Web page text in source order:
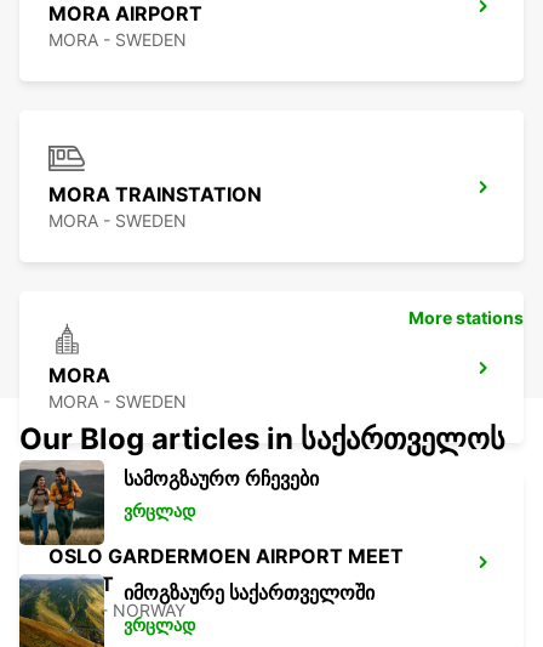
MORA AIRPORT
MORA - SWEDEN
MORA TRAINSTATION
MORA - SWEDEN
MORA
MORA - SWEDEN
OSLO GARDERMOEN AIRPORT MEET
GREET
OSLO - NORWAY
More stations
Our Blog articles in საქართველოს
სამოგზაურო რჩევები
ვრცლად
იმოგზაურე საქართველოში
ვრცლად